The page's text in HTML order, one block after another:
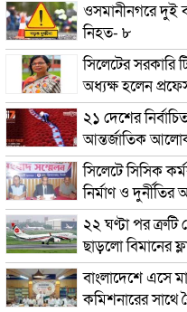
ওসমানীনগরে দুই
নিহত- ৮
সিলেটের সরকারি
অধ্যক্ষ হলেন
২১ দেশের
আন্তর্জাতিক
সিলেটে সিসিক
নির্মাণ ও
২২ ঘণ্টা পর ত্রুটি
ছাড়লো বিমানের
বাংলাদেশে এসে
কমিশনারের সাথে